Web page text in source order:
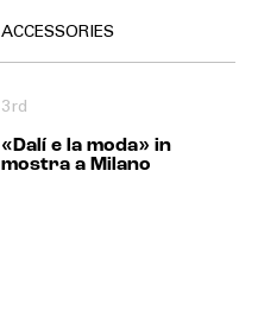
ACCESSORIES
3rd
«Dalí e la moda» in
mostra a Milano